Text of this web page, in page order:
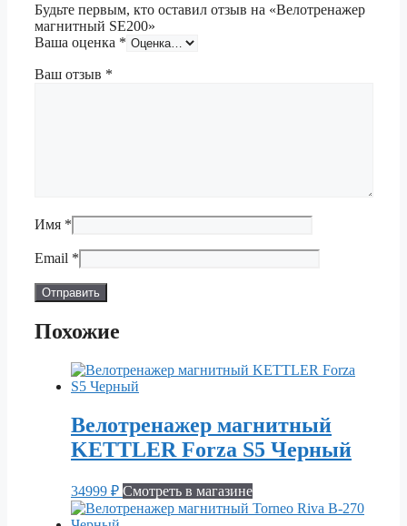
Будьте первым, кто оставил отзыв на «Велотренажер
магнитный SE200»
Ваша оценка *
Ваш отзыв *
Имя *
Email *
Похожие
Велотренажер магнитный
KETTLER Forza S5 Черный
34999 ₽ Смотреть в магазине